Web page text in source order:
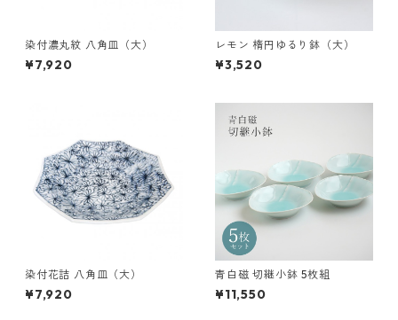
染付濃丸紋 八角皿（大）
¥7,920
レモン 楕円ゆるり鉢（大）
¥3,520
染付花詰 八角皿（大）
¥7,920
青白磁 切継小鉢 5枚組
¥11,550